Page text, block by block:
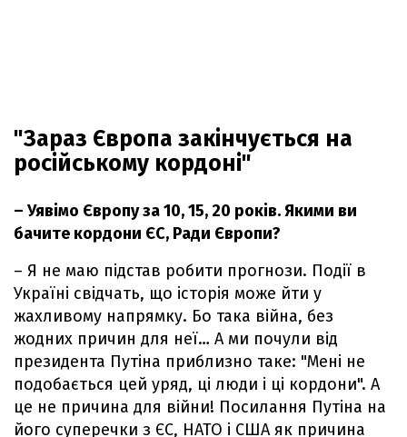
"Зараз Європа закінчується на
російському кордоні"
– Уявімо Європу за 10, 15, 20 років. Якими ви
бачите кордони ЄС, Ради Європи?
– Я не маю підстав робити прогнози. Події в
Україні свідчать, що історія може йти у
жахливому напрямку. Бо така війна, без
жодних причин для неї… А ми почули від
президента Путіна приблизно таке: "Мені не
подобається цей уряд, ці люди і ці кордони". А
це не причина для війни! Посилання Путіна на
його суперечки з ЄС, НАТО і США як причина